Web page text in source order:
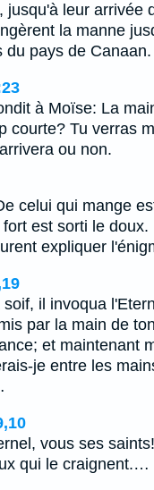
jusqu'à leur arrivée
la manne
du pays de Canaan.
à Moïse: La
courte? Tu verras
ou non.
celui qui mange
est sorti le
expliquer
il invoqua
par la main de
et maintenant
je entre les
vous ses
qui le craignent.…